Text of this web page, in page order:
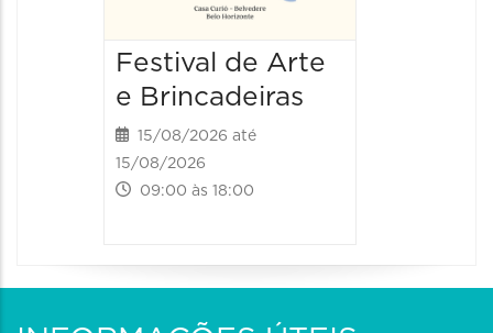
Festival de Arte
e Brincadeiras
15/08/2026 até
15/08/2026
09:00 às 18:00